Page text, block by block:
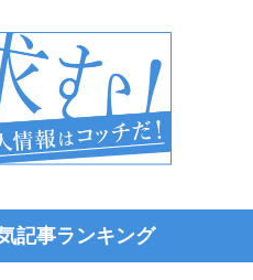
記事ランキング